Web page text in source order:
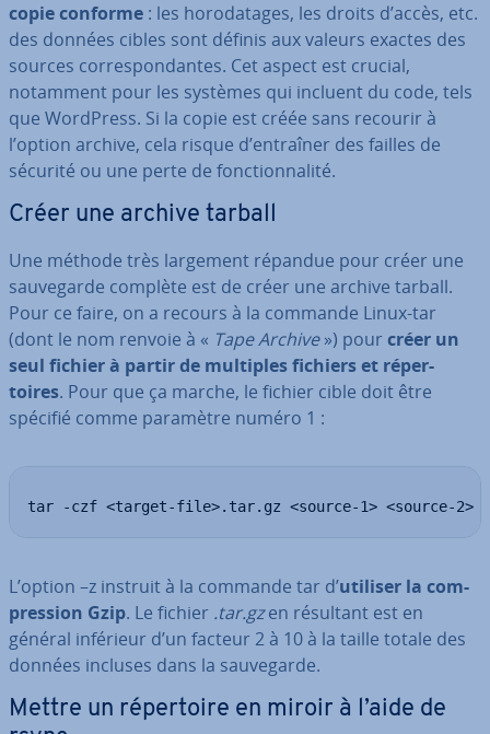
copie conforme : les ho­ro­da­tages, les droits d’accès, etc.
des données cibles sont définis aux valeurs exactes des
sources cor­res­pon­dantes. Cet aspect est crucial,
notamment pour les systèmes qui incluent du code, tels
que WordPress. Si la copie est créée sans recourir à
l’option archive, cela risque d’entraîner des failles de
sécurité ou une perte de fonc­tion­na­lité.
Créer une archive tarball
Une méthode très largement répandue pour créer une
sau­ve­garde complète est de créer une archive tarball.
Pour ce faire, on a recours à la commande Linux-tar
(dont le nom renvoie à « Tape Archive») pour créer un
seul fichier à partir de multiples fichiers et ré­per­
toires. Pour que ça marche, le fichier cible doit être
spécifié comme paramètre numéro 1 :
tar -czf <target-file>.tar.gz <source-1> <source-2>
L’option –z instruit à la commande tar d’utiliser la com­
pres­sion Gzip. Le fichier .tar.gzen résultant est en
général inférieur d’un facteur 2 à 10 à la taille totale des
données incluses dans la sau­ve­garde.
Mettre un ré­per­toire en miroir à l’aide de